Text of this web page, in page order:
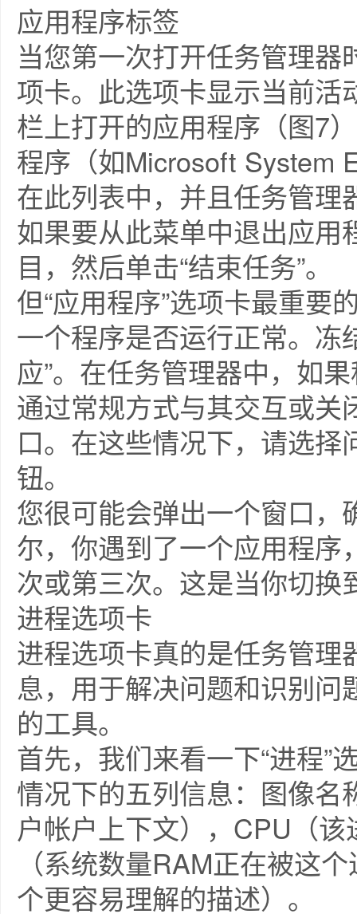
应用程序标签
当您第一次打开任务管理
项卡。此选项卡显示当前
栏上打开的应用程序（图7
程序（如Microsoft System
在此列表中，并且任务管理
如果要从此菜单中退出应用
目，然后单击“结束任务”。
但“应用程序”选项卡最重要
一个程序是否运行正常。冻
应”。在任务管理器中，如
通过常规方式与其交互或关
口。在这些情况下，请选
钮。
您很可能会弹出一个窗口，
尔，你遇到了一个应用程
次或第三次。这是当你切换
进程选项卡
进程选项卡真的是任务管
息，用于解决问题和识别
的工具。
首先，我们来看一下“进程”
情况下的五列信息：图像
户帐户上下文），CPU（
（系统数量RAM正在被这
个更容易理解的描述）。